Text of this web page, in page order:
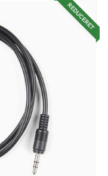
REDUCERET